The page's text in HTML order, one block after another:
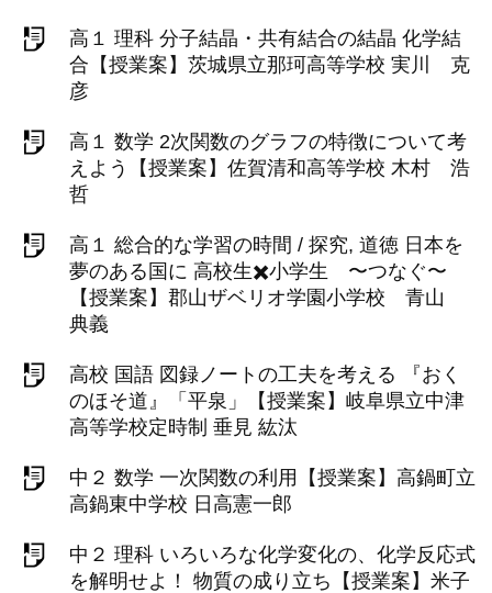
高１ 理科 分子結晶・共有結合の結晶 化学結
合【授業案】茨城県立那珂高等学校 実川 克
彦
高１ 数学 2次関数のグラフの特徴について考
えよう【授業案】佐賀清和高等学校 木村 浩
哲
高１ 総合的な学習の時間 / 探究, 道徳 日本を
夢のある国に 高校生✖️小学生 〜つなぐ〜
【授業案】郡山ザベリオ学園小学校 青山
典義
高校 国語 図録ノートの工夫を考える 『おく
のほそ道』「平泉」【授業案】岐阜県立中津
高等学校定時制 垂見 紘汰
中２ 数学 一次関数の利用【授業案】高鍋町立
高鍋東中学校 日高憲一郎
中２ 理科 いろいろな化学変化の、化学反応式
を解明せよ！ 物質の成り立ち【授業案】米子